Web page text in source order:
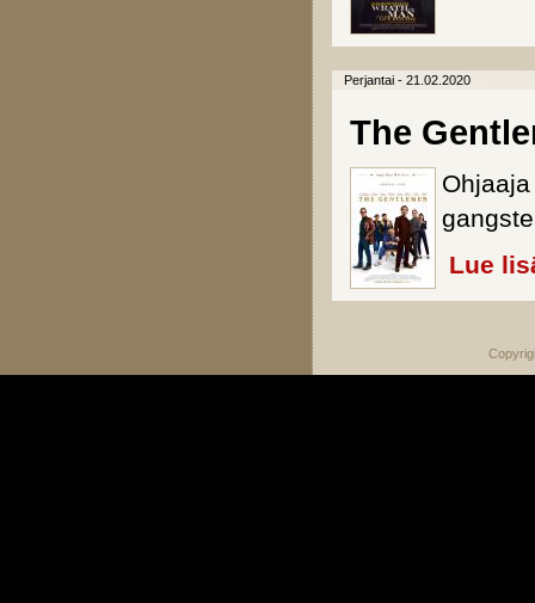
Perjantai - 21.02.2020
The
Lue